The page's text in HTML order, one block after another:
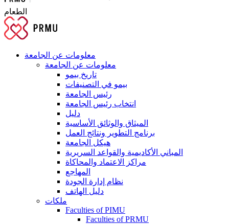
الطعام
معلومات عن الجامعة
معلومات عن الجامعة
تاريخ بيمو
بيمو في التصنيفات
رئيس الجامعة
انتخاب رئيس الجامعة
دليل
الميثاق والوثائق الأساسية
برنامج التطوير ونتائج العمل
هيكل الجامعة
المباني الأكاديمية والقواعد السريرية
مراكز الاعتماد والمحاكاة
المهاجع
نظام إدارة الجودة
دليل الهاتف
ملكات
Faculties of PIMU
Faculties of PRMU